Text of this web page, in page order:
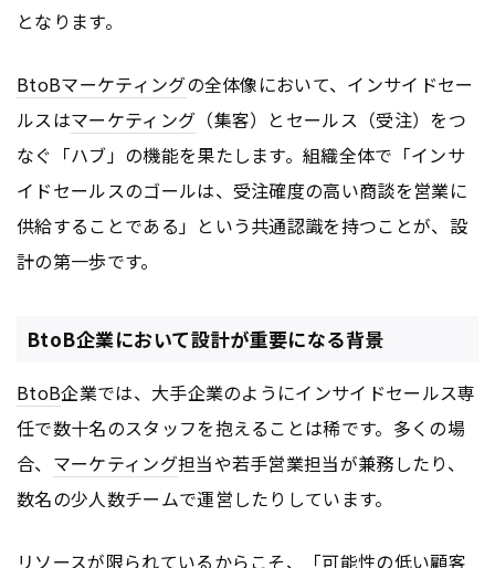
となります。
BtoBマーケティングの全体像において、インサイドセー
ルスはマーケティング （集客）とセールス（受注）をつ
なぐ「ハブ」の機能を果たします。組織全体で「インサ
イドセールスのゴールは、受注確度の高い商談を営業に
供給することである」という共通認識を持つことが、設
計の第一歩です。
BtoB企業において設計が重要になる背景
BtoB企業では、大手企業のようにインサイドセールス専
任で数十名のスタッフを抱えることは稀です。多くの場
合、 マーケティング担当や若手営業担当が兼務したり、
数名の少人数チームで運営したりしています。
リソースが限られているからこそ、「可能性の低い顧客